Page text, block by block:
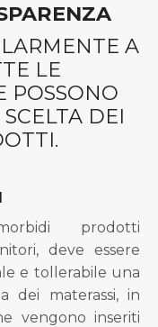
A
LE
POSSONO
DEI
prodotti
deve essere
e tollerabile una
dei materassi, in
vengono inseriti